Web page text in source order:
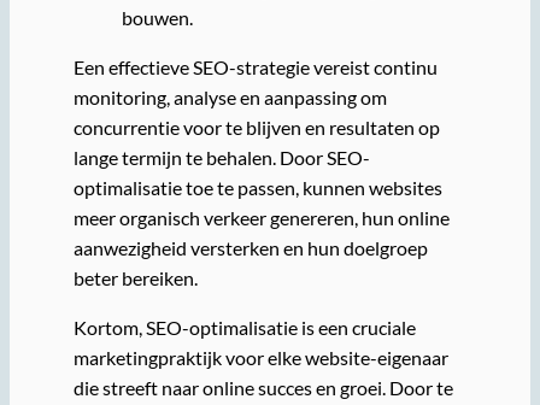
bouwen.
Een effectieve SEO-strategie vereist continu
monitoring, analyse en aanpassing om
concurrentie voor te blijven en resultaten op
lange termijn te behalen. Door SEO-
optimalisatie toe te passen, kunnen websites
meer organisch verkeer genereren, hun online
aanwezigheid versterken en hun doelgroep
beter bereiken.
Kortom, SEO-optimalisatie is een cruciale
marketingpraktijk voor elke website-eigenaar
die streeft naar online succes en groei. Door te